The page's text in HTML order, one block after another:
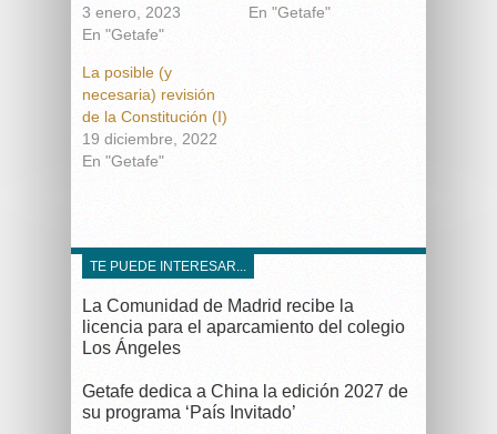
3 enero, 2023
En "Getafe"
En "Getafe"
La posible (y
necesaria) revisión
de la Constitución (I)
19 diciembre, 2022
En "Getafe"
TE PUEDE INTERESAR...
La Comunidad de Madrid recibe la
licencia para el aparcamiento del colegio
Los Ángeles
Getafe dedica a China la edición 2027 de
su programa ‘País Invitado’